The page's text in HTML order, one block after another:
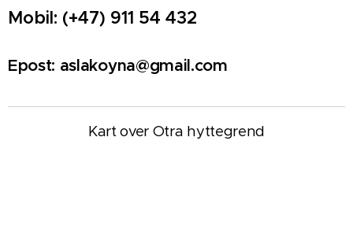
Mobil: (+47) 911 54 432
Epost: aslakoyna@gmail.com
Kart over Otra hyttegrend